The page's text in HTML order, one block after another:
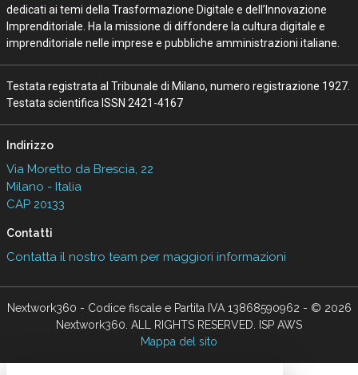
dedicati ai temi della Trasformazione Digitale e dell’Innovazione
Imprenditoriale. Ha la missione di diffondere la cultura digitale e
imprenditoriale nelle imprese e pubbliche amministrazioni italiane.
Testata registrata al Tribunale di Milano, numero registrazione 1927.
Testata scientifica ISSN 2421-4167
Indirizzo
Via Moretto da Brescia, 22
Milano - Italia
CAP 20133
Contatti
Contatta il nostro team per maggiori informazioni
Nextwork360 - Codice fiscale e Partita IVA 13868590962 - © 2026
Nextwork360. ALL RIGHTS RESERVED. ISP AWS
Mappa del sito